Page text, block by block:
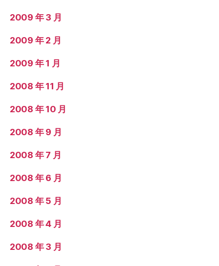
2009 年 3 月
2009 年 2 月
2009 年 1 月
2008 年 11 月
2008 年 10 月
2008 年 9 月
2008 年 7 月
2008 年 6 月
2008 年 5 月
2008 年 4 月
2008 年 3 月